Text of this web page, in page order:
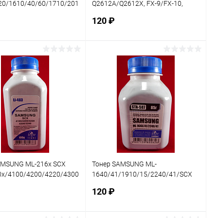
1610/40/60/1710/2010/216x/SCX-
В корзину
в 1 клик Сравнение
В наличии
Q2612A/Q2612X, FX-9/FX-10,
Black&White Standart фас.Росс
120 ₽
В корзину
Купить в 1 клик Сравнение
В избранное В наличии
ML-216x SCX
4100/4200/4220/4300,
Light
Тонер SAMSUNG ML-
1640/41/1910/15/2240/41/SCX
Standart фас.Россия, шт
120 ₽